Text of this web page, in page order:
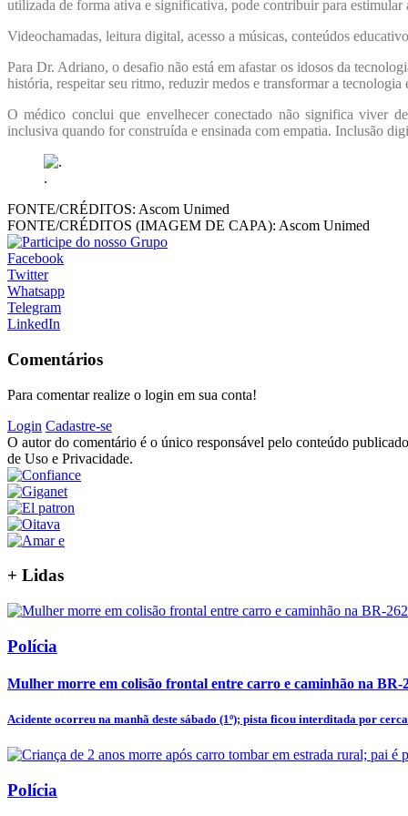
utilizada de forma ativa e significativa, pode contribuir para
Videochamadas, leitura digital, acesso a músicas, conteúdos
Para Dr. Adriano, o desafio não está em afastar os idosos da
história, respeitar seu ritmo, reduzir medos e transformar a
O médico conclui que envelhecer conectado não significa viver
inclusiva quando for construída e ensinada com empatia. Inclusão
.
FONTE/CRÉDITOS: Ascom Unimed
FONTE/CRÉDITOS (IMAGEM DE CAPA): Ascom Unimed
Facebook
Twitter
Whatsapp
Telegram
LinkedIn
Comentários
Para comentar realize o login em sua conta!
Login Cadastre-se
O autor do comentário é o único responsável pelo conteúdo
de Uso e Privacidade.
+ Lidas
Polícia
Mulher morre em colisão frontal entre carro e caminhão na BR-
Acidente ocorreu na manhã deste sábado (1º); pista ficou interditada por cerca
Polícia